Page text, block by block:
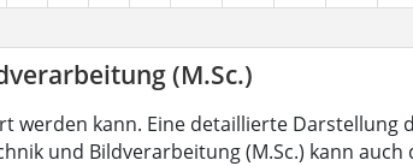
(M.Sc.)
werden kann. Eine detaillierte Darstellung
und Bildverarbeitung (M.Sc.) kann